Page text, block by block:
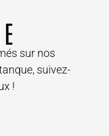
sur nos
suivez-
!